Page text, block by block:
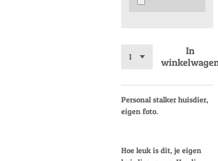
In
Personal stalker huisdier,
eigen foto.
Hoe leuk is dit, je eigen